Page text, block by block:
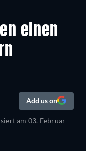
einen
Add us on
am 03. Februar